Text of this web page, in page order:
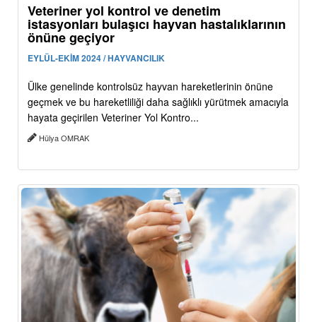
Veteriner yol kontrol ve denetim
istasyonları bulaşıcı hayvan hastalıklarının
önüne geçiyor
EYLÜL-EKİM 2024 / HAYVANCILIK
Ülke genelinde kontrolsüz hayvan hareketlerinin önüne
geçmek ve bu hareketliliği daha sağlıklı yürütmek amacıyla
hayata geçirilen Veteriner Yol Kontro...
Hülya OMRAK